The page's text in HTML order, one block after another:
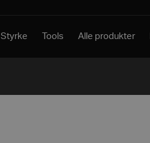
Styrke Tools Alle produkter